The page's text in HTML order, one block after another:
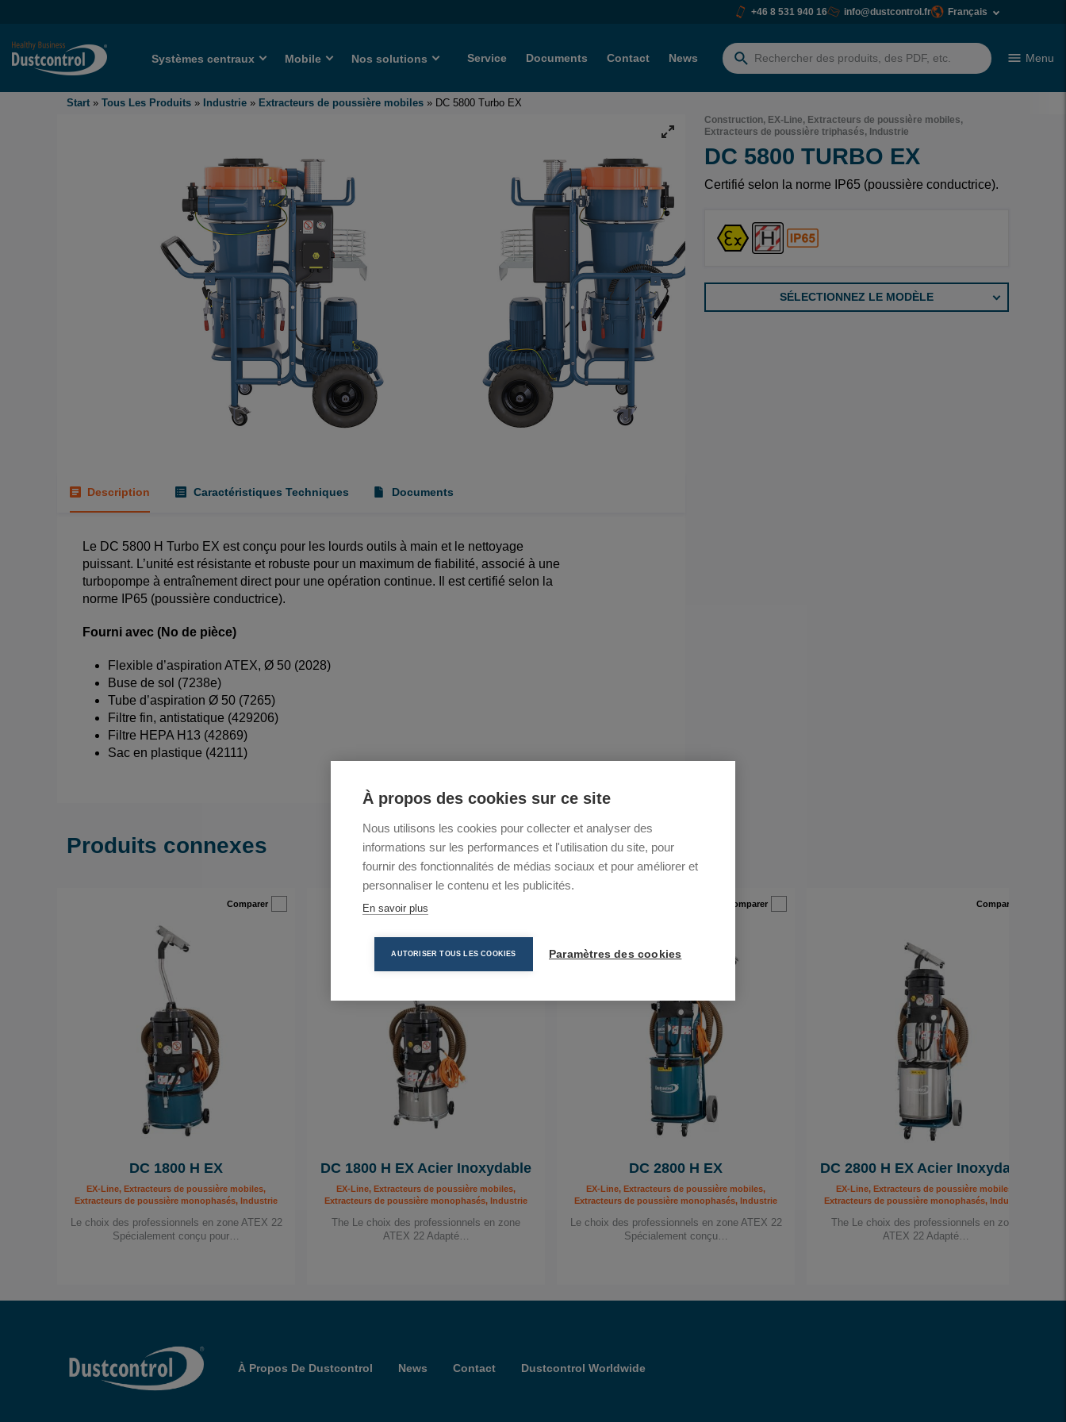
+46 8 531 940 16 info@dustcontrol.fr Français
Systèmes centraux Mobile Nos solutions Service Documents Contact News
Rechercher:
Menu
Start » Tous Les Produits » Industrie » Extracteurs de poussière mobiles » DC 5800 Turbo EX
Description Caractéristiques Techniques Documents
Le DC 5800 H Turbo EX est conçu pour les lourds outils à main et le nettoyage
puissant. L’unité est résistante et robuste pour un maximum de fiabilité, associé à une
turbopompe à entraînement direct pour une opération continue. Il est certifié selon la
norme IP65 (poussière conductrice).
Fourni avec (No de pièce)
Flexible d’aspiration ATEX, Ø 50 (2028)
Buse de sol (7238e)
Tube d’aspiration Ø 50 (7265)
Filtre fin, antistatique (429206)
Filtre HEPA H13 (42869)
Sac en plastique (42111)
Construction, EX-Line, Extracteurs de poussière mobiles,
Extracteurs de poussière triphasés, Industrie
DC 5800 TURBO EX
Certifié selon la norme IP65 (poussière conductrice).
SÉLECTIONNEZ LE MODÈLE
Produits connexes
Comparer
DC 1800 H EX
EX-Line, Extracteurs de poussière mobiles,
Extracteurs de poussière monophasés, Industrie
Le choix des professionnels en zone ATEX 22
Spécialement conçu pour…
DC 1800 H EX Acier Inoxydable
EX-Line, Extracteurs de poussière mobiles,
Extracteurs de poussière monophasés, Industrie
The Le choix des professionnels en zone
ATEX 22 Adapté…
Comparer
DC 2800 H EX
EX-Line, Extracteurs de poussière mobiles,
Extracteurs de poussière monophasés, Industrie
Le choix des professionnels en zone ATEX 22
Spécialement conçu…
Comparer
DC 2800 H EX Acier Inoxydable
EX-Line, Extracteurs de poussière mobiles,
Extracteurs de poussière monophasés, Industrie
The Le choix des professionnels en zone
ATEX 22 Adapté…
À Propos De Dustcontrol News Contact Dustcontrol Worldwide
À propos des cookies sur ce site
Nous utilisons les cookies pour collecter et analyser des
informations sur les performances et l'utilisation du site, pour
fournir des fonctionnalités de médias sociaux et pour améliorer et
personnaliser le contenu et les publicités.
En savoir plus
AUTORISER TOUS LES COOKIES Paramètres des cookies